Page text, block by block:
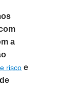
a
risco e